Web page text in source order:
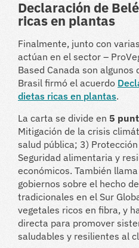
Declaración de
ricas en plantas
Finalmente, junto con
actúan en el sector –
Based Canada son
Brasil firmó el acuerdo
dietas ricas en plantas.
La carta se divide en 5
Mitigación de la crisis
salud pública; 3)
Seguridad alimentaria y
económicos. También
gobiernos sobre el hecho
tradicionales en el Sur
vegetales ricos en fibra, y
directa para promover
saludables y resilientes al